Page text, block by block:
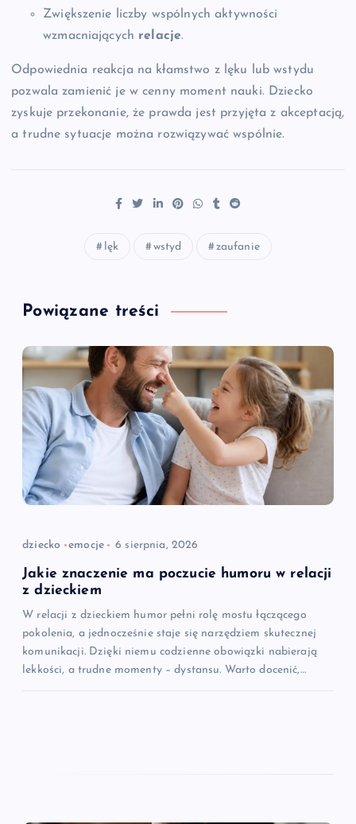
Zwiększenie liczby wspólnych aktywności
wzmacniających relacje.
Odpowiednia reakcja na kłamstwo z lęku lub wstydu
pozwala zamienić je w cenny moment nauki. Dziecko
zyskuje przekonanie, że prawda jest przyjęta z akceptacją,
a trudne sytuacje można rozwiązywać wspólnie.
lęk wstyd zaufanie
Powiązane treści
dziecko emocje 6 sierpnia, 2026
Jakie znaczenie ma poczucie humoru w relacji
z dzieckiem
W relacji z dzieckiem humor pełni rolę mostu łączącego
pokolenia, a jednocześnie staje się narzędziem skutecznej
komunikacji. Dzięki niemu codzienne obowiązki nabierają
lekkości, a trudne momenty – dystansu. Warto docenić,…